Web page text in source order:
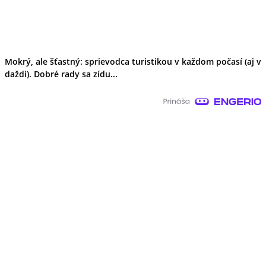
Mokrý, ale šťastný: sprievodca turistikou v každom počasí (aj v
daždi). Dobré rady sa zídu...